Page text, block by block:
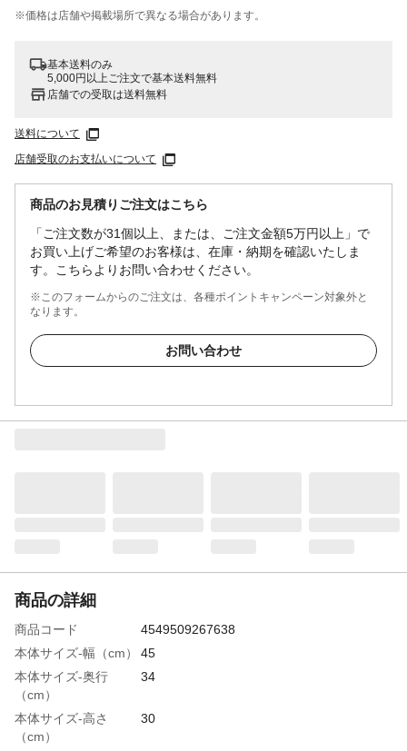
※価格は​店舗や​掲載場所で​異なる​場合が​あります。
基本送料のみ
5,000円以上ご注文で基本送料無料
店舗での受取は送料無料
送料について
店舗受取のお支払いについて
商品のお見積りご注文はこちら
「ご注文数が31個以上、または、ご注文金額5万円以上」で
お買い上げご希望のお客様は、在庫・納期を確認いたしま
す。こちらよりお問い合わせください。
※このフォームからのご注文は、各種ポイントキャンペーン対象外と
なります。
お問い合わせ
商品の詳細
商品コード
4549509267638
本体サイズ-幅（cm）
45
本体サイズ-奥行
（cm）
34
本体サイズ-高さ
（cm）
30